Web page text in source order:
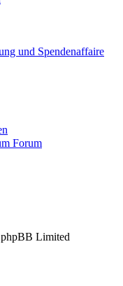
und Spendenaffaire
Forum
Limited